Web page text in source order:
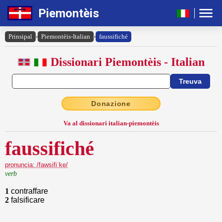
Piemontèis
Prinsipal › Piemontèis-Italian › faussifiché
Dissionari Piemontèis - Italian
Donazione
Va al dissionari italian-piemontèis
faussifiché
pronuncia: /fawsifiˈke/
verb
1 contraffare
2 falsificare